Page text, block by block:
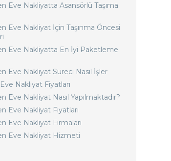
Eve Nakliyatta Asansörlü Taşıma
Eve Nakliyat İçin Taşınma Öncesi
Eve Nakliyatta En İyi Paketleme
Eve Nakliyat Süreci Nasıl İşler
Nakliyat Fiyatları
Eve Nakliyat Nasıl Yapılmaktadır?
Eve Nakliyat Fiyatları
Eve Nakliyat Firmaları
Eve Nakliyat Hizmeti